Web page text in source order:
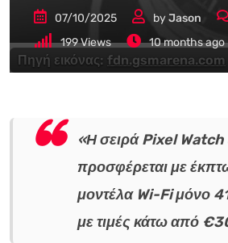
Πηγή εικόνας: fdn.gsmarena.com
07/10/2025 byJason
199Views 10 months ago
«Η σειρά Pixel Watch
προσφέρεται με
μοντέλα Wi-Fi μόνο
με τιμές κάτω από